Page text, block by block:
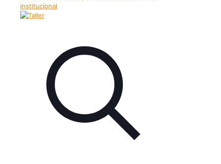
institucional